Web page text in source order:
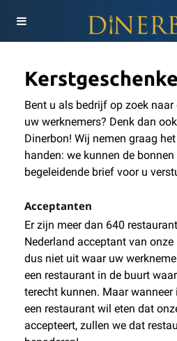
Bent u als bedrijf op zoek
uw werknemers? Denk dan
Dinerbon! Wij nemen graag
handen: we kunnen de
begeleidende brief voor u
Acceptanten
Er zijn meer dan 640
Nederland acceptant van
dus niet uit waar uw
een restaurant in de buurt
terecht kunnen. Maar
een restaurant wil eten dat
accepteert, zullen we dat